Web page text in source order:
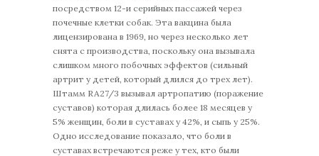
посредством 12-и серийных пассажей через
почечные клетки собак. Эта вакцина была
лицензирована в 1969, но через несколько лет
снята с производства, поскольку она вызывала
слишком много побочных эффектов (сильный
артрит у детей, который длился до трех лет).
Штамм RA27/3 вызывал артропатию (поражение
суставов) которая длилась более 18 месяцев у
5% женщин, боли в суставах у 42%, и сыпь у 25%.
Одно исследование показало, что боли в
суставах встречаются реже у тех, кто были